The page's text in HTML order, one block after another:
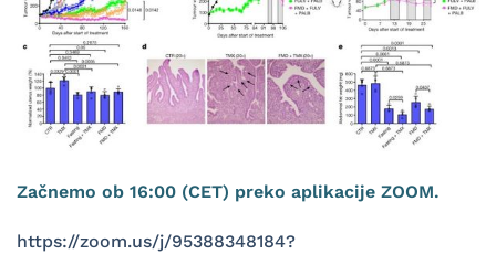
Začnemo ob 16:00 (CET) preko aplikacije ZOOM.
https://zoom.us/j/95388348184?